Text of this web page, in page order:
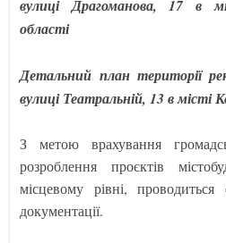
вулиці Драгоманова, 17 в
області
Детальний план території
вулиці Театральній, 13 в місті
З метою врахування
розроблення проєктів
місцевому рівні,
документації.